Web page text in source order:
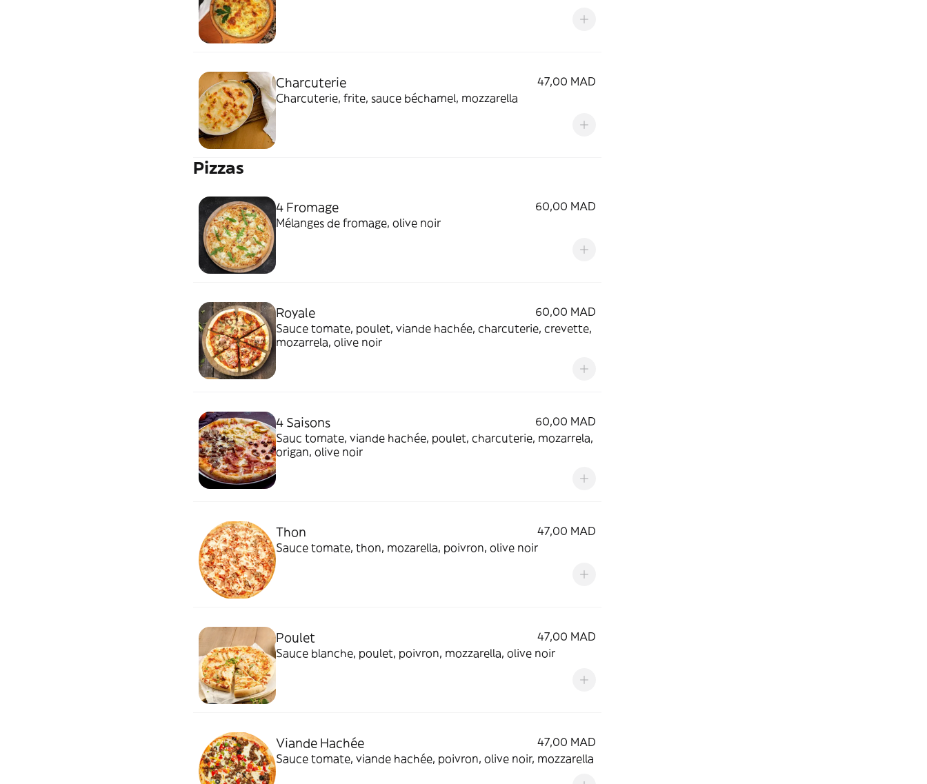
Charcuterie
47,00 MAD
Charcuterie, frite, sauce béchamel, mozzarella
Pizzas
4 Fromage
60,00 MAD
Mélanges de fromage, olive noir
Royale
60,00 MAD
Sauce tomate, poulet, viande hachée, charcuterie, crevette,
mozarrela, olive noir
4 Saisons
60,00 MAD
Sauc tomate, viande hachée, poulet, charcuterie, mozarrela,
origan, olive noir
Thon
47,00 MAD
Sauce tomate, thon, mozarella, poivron, olive noir
Poulet
47,00 MAD
Sauce blanche, poulet, poivron, mozzarella, olive noir
Viande Hachée
47,00 MAD
Sauce tomate, viande hachée, poivron, olive noir, mozzarella